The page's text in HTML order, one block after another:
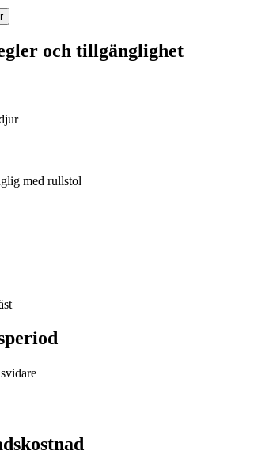
och tillgänglighet
med rullstol